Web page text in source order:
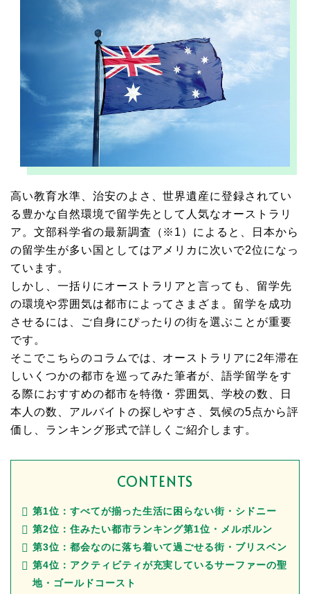
高い教育水準、治安のよさ、世界遺産に登録されてい
る豊かな自然環境で留学先として人気なオーストラリ
ア。文部科学省の最新調査（※1）によると、日本から
の留学生が多い国としてはアメリカに次いで2位になっ
ています。
しかし、一括りにオーストラリアと言っても、留学先
の環境や雰囲気は都市によってさまざま。留学を成功
させるには、ご自身にぴったりの街を選ぶことが重要
です。
そこでこちらのコラムでは、オーストラリアに2年滞在
しいくつかの都市を巡ってみた筆者が、語学留学をす
る際におすすめの都市を特徴・雰囲気、学校の数、日
本人の数、アルバイトの探しやすさ、気候の5点から評
価し、ランキング形式で詳しくご紹介します。
CONTENTS
第1位：すべてが揃った生活に困らない街・シドニー
第2位：住みたい都市ランキング第1位・メルボルン
第3位：都会なのに落ち着いて過ごせる街・ブリスベン
第4位：アクティビティが充実しているサーファーの聖
地・ゴールドコースト